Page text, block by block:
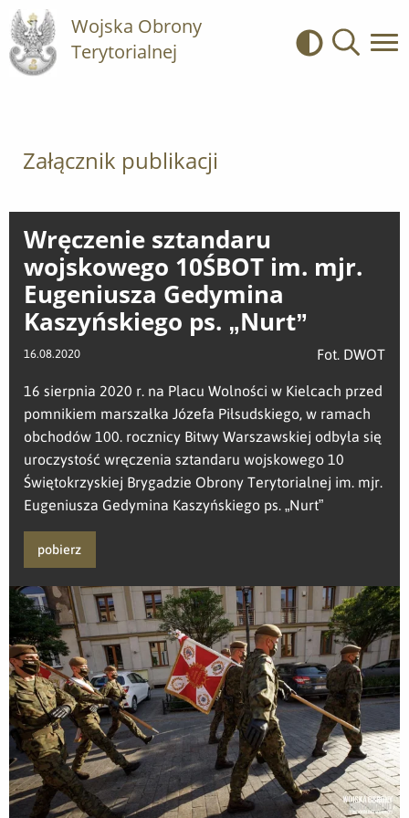
Wojska Obrony
Terytorialnej
Kontrast
Załącznik publikacji
Wręczenie sztandaru
wojskowego 10ŚBOT im. mjr.
Eugeniusza Gedymina
Kaszyńskiego ps. „Nurt”
16.08.2020 Fot. DWOT
16 sierpnia 2020 r. na Placu Wolności w Kielcach przed
pomnikiem marszałka Józefa Piłsudskiego, w ramach
obchodów 100. rocznicy Bitwy Warszawskiej odbyła się
uroczystość wręczenia sztandaru wojskowego 10
Świętokrzyskiej Brygadzie Obrony Terytorialnej im. mjr.
Eugeniusza Gedymina Kaszyńskiego ps. „Nurt”
pobierz